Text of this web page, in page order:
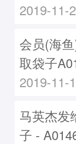
2019-11-
会员(海
取袋子
2019-11-
马英杰发
子 -